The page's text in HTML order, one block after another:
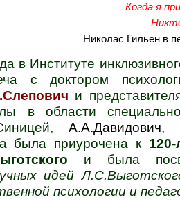
Когда я
Николас Гильен в
в Институте
с доктором
и
в области
А.А.Давидович,
была приурочена к
и была
идей
психологии и